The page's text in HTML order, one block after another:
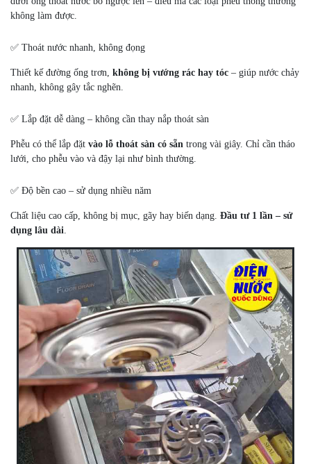
không làm được.
✅ Thoát nước nhanh, không đọng
Thiết kế đường ống trơn, không bị vướng rác hay tóc – giúp nước chảy
nhanh, không gây tắc nghẽn.
✅ Lắp đặt dễ dàng – không cần thay nắp thoát sàn
Phễu có thể lắp đặt vào lỗ thoát sàn có sẵn trong vài giây. Chỉ cần tháo
lưới, cho phễu vào và đậy lại như bình thường.
✅ Độ bền cao – sử dụng nhiều năm
Chất liệu cao cấp, không bị mục, gãy hay biến dạng. Đầu tư 1 lần – sử
dụng lâu dài.